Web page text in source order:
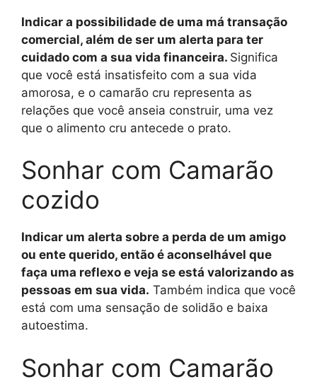
Indicar a possibilidade de uma má transação
comercial, além de ser um alerta para ter
cuidado com a sua vida financeira. Significa
que você está insatisfeito com a sua vida
amorosa, e o camarão cru representa as
relações que você anseia construir, uma vez
que o alimento cru antecede o prato.
Sonhar com Camarão
cozido
Indicar um alerta sobre a perda de um amigo
ou ente querido, então é aconselhável que
faça uma reflexo e veja se está valorizando as
pessoas em sua vida. Também indica que você
está com uma sensação de solidão e baixa
autoestima.
Sonhar com Camarão